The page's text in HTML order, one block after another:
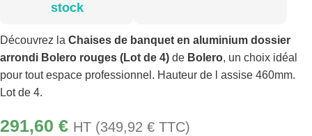
stock
Découvrez la Chaises de banquet en aluminium dossier
arrondi Bolero rouges (Lot de 4) de Bolero, un choix idéal
pour tout espace professionnel. Hauteur de l assise 460mm.
Lot de 4.
291,60 € HT (349,92 € TTC)